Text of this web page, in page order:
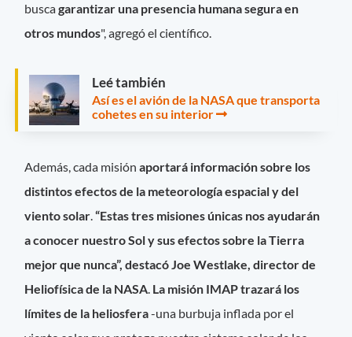
buscagarantizar una presencia humana segura en
otros mundos", agregó el científico.
Leé también
Así es el avión de la NASA que transporta
cohetes en su interior
Además, cada misiónaportará información sobre los
distintos efectos de la meteorología espacial y del
viento solar.“Estas tres misiones únicas nos ayudarán
a conocer nuestro Sol y sus efectos sobre la Tierra
mejor que nunca”, destacó Joe Westlake, director de
Heliofísica de la NASA. La misión IMAP trazará los
límites de la heliosfera-una burbuja inflada por el